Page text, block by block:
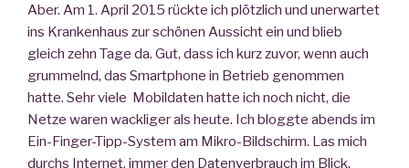
Aber. Am 1. April 2015 rückte ich plötzlich und unerwartet
ins Krankenhaus zur schönen Aussicht ein und blieb
gleich zehn Tage da. Gut, dass ich kurz zuvor, wenn auch
grummelnd, das Smartphone in Betrieb genommen
hatte. Sehr viele Mobildaten hatte ich noch nicht, die
Netze waren wackliger als heute. Ich bloggte abends im
Ein-Finger-Tipp-System am Mikro-Bildschirm. Las mich
durchs Internet, immer den Datenverbrauch im Blick.